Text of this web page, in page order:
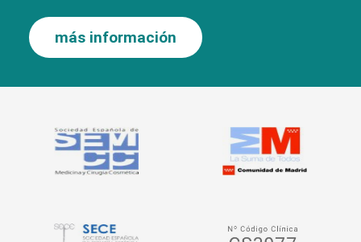
más información